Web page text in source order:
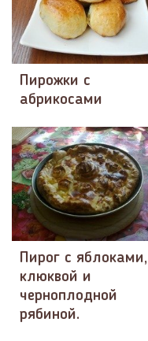
Пирожки с
абрикосами
Пирог с яблоками,
клюквой и
черноплодной
рябиной.